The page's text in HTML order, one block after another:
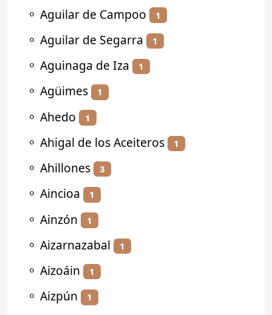
⚬ Aguilar de Campoo 1
⚬ Aguilar de Segarra 1
⚬ Aguinaga de Iza 1
⚬ Agüimes 1
⚬ Ahedo 1
⚬ Ahigal de los Aceiteros 1
⚬ Ahillones 3
⚬ Aincioa 1
⚬ Ainzón 1
⚬ Aizarnazabal 1
⚬ Aizoáin 1
⚬ Aizpún 1